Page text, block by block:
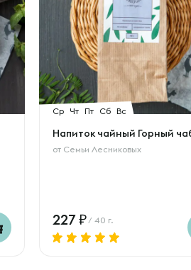
Ср Чт Пт Сб Вс
Напиток чайный Горный
от Семьи Лесниковых
227 / 40 г.